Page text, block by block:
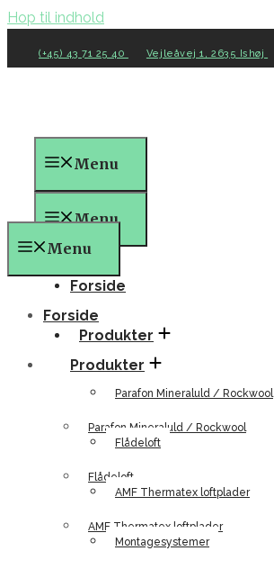
Hop til indhold
(+45) 43 71 25 40 Vejleåvej 1, 2635 Ishøj
Menu
Menu
Forside
Produkter
Parafon Mineraluld / Rockwool
Flådeloft
AMF Thermatex loftplader
Montagesystemer
Menu
Forside
Produkter
Parafon Mineraluld / Rockwool
Flådeloft
AMF Thermatex loftplader